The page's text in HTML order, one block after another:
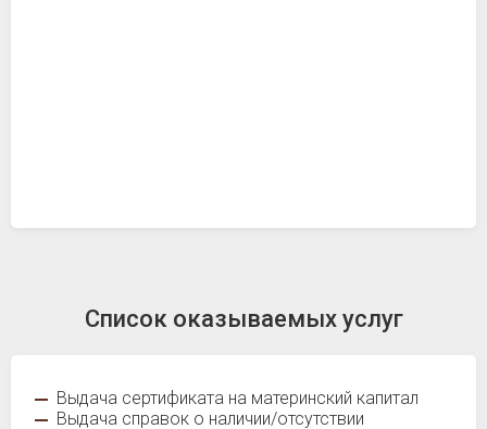
Список оказываемых услуг
Выдача сертификата на материнский капитал
Выдача справок о наличии/отсутствии